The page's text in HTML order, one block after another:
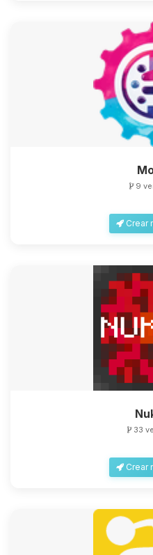
9
Crear
33
Crear